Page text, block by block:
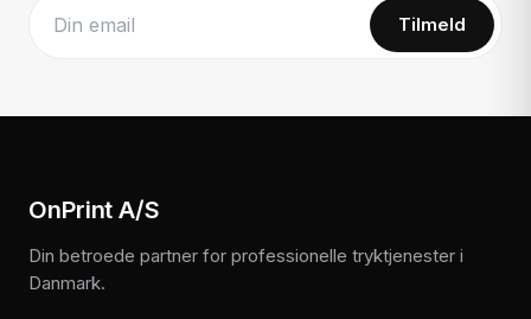
Tilmeld
OnPrint A/S
Din betroede partner for professionelle tryktjenester i
Danmark.